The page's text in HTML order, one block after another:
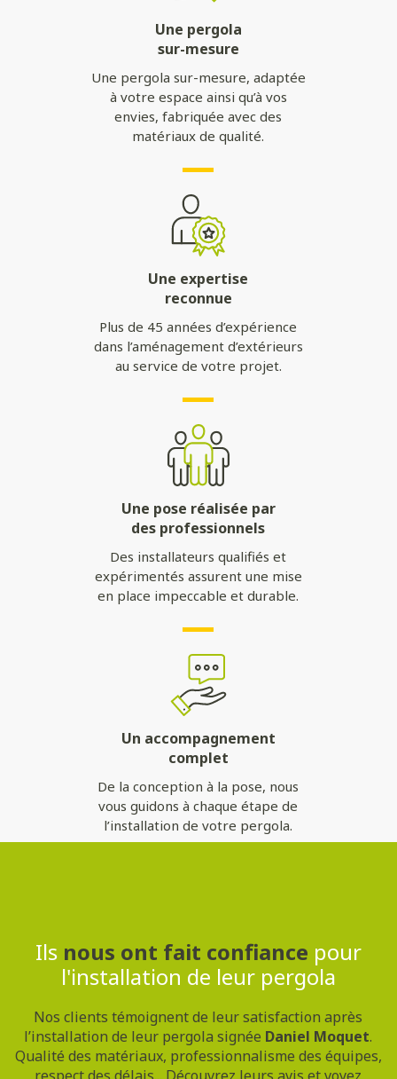
Une pergola
sur-mesure
Une pergola sur-mesure, adaptée
à votre espace ainsi qu’à vos
envies, fabriquée avec des
matériaux de qualité.
Une expertise
reconnue
Plus de 45 années d’expérience
dans l’aménagement d’extérieurs
au service de votre projet.
Une pose réalisée par
des professionnels
Des installateurs qualifiés et
expérimentés assurent une mise
en place impeccable et durable.
Un accompagnement
complet
De la conception à la pose, nous
vous guidons à chaque étape de
l’installation de votre pergola.
Ils nous ont fait confiance pour
l'installation de leur pergola
Nos clients témoignent de leur satisfaction après
l’installation de leur pergola signée Daniel Moquet.
Qualité des matériaux, professionnalisme des équipes,